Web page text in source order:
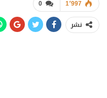
0 1٬997
نشر